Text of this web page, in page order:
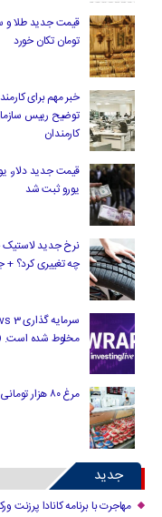
تومان تکان خورد
خبر مهم برای
توضیح رییس
کارمندان
یورو ثبت شد
نرخ جدید لاستیک
چه تغییری کرد؟ +
مخلوط شده است. USD عمدتا پایین.
مرغ ۸۰ هزار تومانی آمد/ مرغ ارزان را از کجا بخریم؟
جدید
مهاجرت با برنامه کانادا پرزنت